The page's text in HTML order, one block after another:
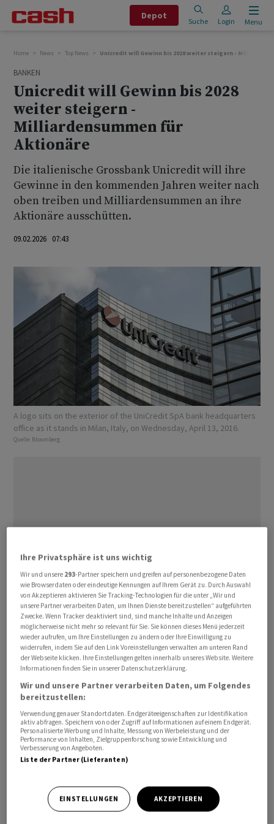
Depot
Suche Login Menu
Home News Top News Unicredit will Gewinn bis 2028 weiter steigern -
BANKEN
Unicredit will Gewinn bis 2028
weiter steigern -
Milliardensummen für
Aktionäre
Die italienische Grossbank Unicredit will ihre
Gewinne in den kommenden Jahren weiter nach
oben treiben und Milliardensummen an ihre
Aktionäre ausschütten.
09.02.2026 07:43
A logo sits on the exterior of the UniCredit SpA bank headquarters
office as it stands in Milan, Italy, on Wednesday, April 13, 2016.
Quelle: Bloomberg
Bis zum Jahr 2028 soll der bereinigte Überschuss auf 13
Milliarden Euro klettern, teilte Unicredit
am Montag in
Mailand mit. Im vergangenen Jahr legte der Gewinn um
knapp 14 Prozent auf 10,6 Milliarden Euro zu.
Für 2026 nimmt sichUnicredit-Chef Andrea Orcel etwa
11 Milliarden Euro vor. In den nächsten drei Jahren will
und Aktienrückkäufe ausgeben. Binnen fünf Jahren
sollen es sogar 50 Milliarden Euro sein.
Ihre Privatsphäre ist uns wichtig
Wir und unsere 293-Partner speichern und greifen auf personenbezogene Daten
wie Browserdaten oder eindeutige Kennungen auf Ihrem Gerät zu. Durch Auswahl
von Akzeptieren aktivieren Sie Tracking-Technologien für die unter „Wir und
unsere Partner verarbeiten Daten, um Ihnen Dienste bereitzustellen“ aufgeführten
Zwecke. Wenn Tracker deaktiviert sind, sind manche Inhalte und Anzeigen
möglicherweise nicht mehr so relevant für Sie. Sie können dieses Menü jederzeit
wieder aufrufen, um Ihre Einstellungen zu ändern oder Ihre Einwilligung zu
widerrufen, indem Sie auf den Link Voreinstellungen verwalten am unteren Rand
der Webseite klicken. Ihre Einstellungen gelten innerhalb unseres Website. Weitere
Informationen finden Sie in unserer Datenschutzerklärung.
Wir und unsere Partner verarbeiten Daten, um Folgendes
bereitzustellen:
Verwendung genauer Standortdaten. Endgeräteeigenschaften zur Identifikation
aktiv abfragen. Speichern von oder Zugriff auf Informationen auf einem Endgerät.
Personalisierte Werbung und Inhalte, Messung von Werbeleistung und der
Performance von Inhalten, Zielgruppenforschung sowie Entwicklung und
Verbesserung von Angeboten.
Liste der Partner (Lieferanten)
EINSTELLUNGEN AKZEPTIEREN